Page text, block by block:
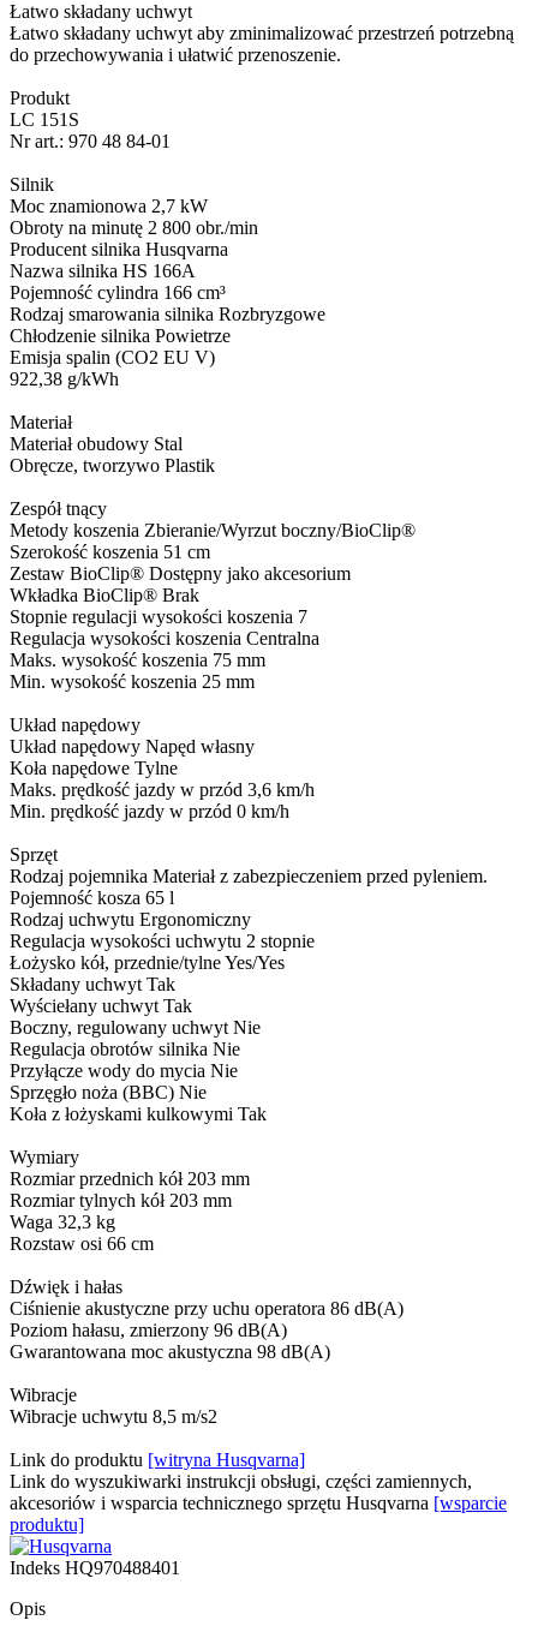
Łatwo składany uchwyt
Łatwo składany uchwyt aby zminimalizować przestrzeń potrzebną
do przechowywania i ułatwić przenoszenie.
Produkt
LC 151S
Nr art.: 970 48 84‑01
Silnik
Moc znamionowa 2,7 kW
Obroty na minutę 2 800 obr./min
Producent silnika Husqvarna
Nazwa silnika HS 166A
Pojemność cylindra 166 cm³
Rodzaj smarowania silnika Rozbryzgowe
Chłodzenie silnika Powietrze
Emisja spalin (CO2 EU V)
922,38 g/kWh
Materiał
Materiał obudowy Stal
Obręcze, tworzywo Plastik
Zespół tnący
Metody koszenia Zbieranie/Wyrzut boczny/BioClip®
Szerokość koszenia 51 cm
Zestaw BioClip® Dostępny jako akcesorium
Wkładka BioClip® Brak
Stopnie regulacji wysokości koszenia 7
Regulacja wysokości koszenia Centralna
Maks. wysokość koszenia 75 mm
Min. wysokość koszenia 25 mm
Układ napędowy
Układ napędowy Napęd własny
Koła napędowe Tylne
Maks. prędkość jazdy w przód 3,6 km/h
Min. prędkość jazdy w przód 0 km/h
Sprzęt
Rodzaj pojemnika Materiał z zabezpieczeniem przed pyleniem.
Pojemność kosza 65 l
Rodzaj uchwytu Ergonomiczny
Regulacja wysokości uchwytu 2 stopnie
Łożysko kół, przednie/tylne Yes/Yes
Składany uchwyt Tak
Wyściełany uchwyt Tak
Boczny, regulowany uchwyt Nie
Regulacja obrotów silnika Nie
Przyłącze wody do mycia Nie
Sprzęgło noża (BBC) Nie
Koła z łożyskami kulkowymi Tak
Wymiary
Rozmiar przednich kół 203 mm
Rozmiar tylnych kół 203 mm
Waga 32,3 kg
Rozstaw osi 66 cm
Dźwięk i hałas
Ciśnienie akustyczne przy uchu operatora 86 dB(A)
Poziom hałasu, zmierzony 96 dB(A)
Gwarantowana moc akustyczna 98 dB(A)
Wibracje
Wibracje uchwytu 8,5 m/s2
Link do produktu [witryna Husqvarna]
Link do wyszukiwarki instrukcji obsługi, części zamiennych,
akcesoriów i wsparcia technicznego sprzętu Husqvarna [wsparcie
produktu]
Indeks HQ970488401
Opis